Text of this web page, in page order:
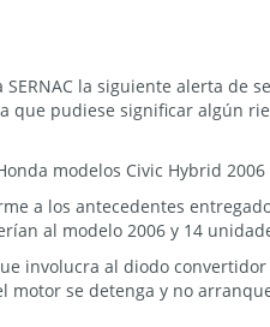
la siguiente alerta de
que pudiese significar algún
modelos Civic Hybrid 2006
a los antecedentes
al modelo 2006 y 14
involucra al diodo
motor se detenga y no